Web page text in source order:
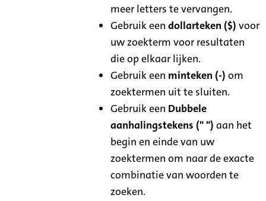
meer letters te vervangen.
Gebruik eendollarteken ($) voor
uw zoekterm voor resultaten
die op elkaar lijken.
Gebruik een minteken (-) om
zoektermen uit te sluiten.
Gebruik een Dubbele
aanhalingstekens (" ") aan het
begin en einde van uw
zoektermen om naar de exacte
combinatie van woorden te
zoeken.